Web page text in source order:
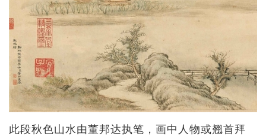
此段秋色山水由董邦达执笔，画中人物或翘首拜